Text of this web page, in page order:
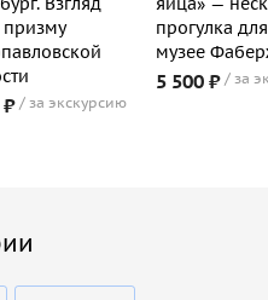
призму
за экскурсию
прогулка
музее
5 500 ₽ за